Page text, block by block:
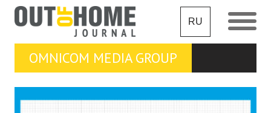
RU
OMNICOM MEDIA GROUP